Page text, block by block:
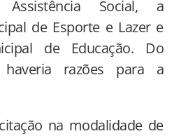
Social, a
de Esporte e Lazer e
de Educação. Do
razões para a
na modalidade de